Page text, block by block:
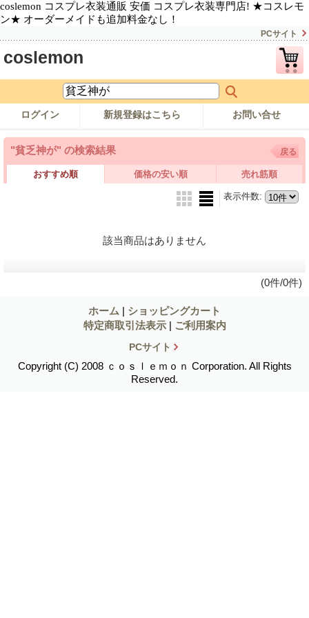
coslemon コスプレ衣装通販 安価 コスプレ衣装専門店! ★コスレモ
ン★ オーダーメイドも追加料金なし！
PCサイト
coslemon
ログイン 新規登録はこちら お問い合せ
"貧乏神が" の検索結果 戻る
おすすめ順 価格の安い順 売れ筋順
表示件数:
該当商品はありません
(0件/0件)
ホーム | ショッピングカート
特定商取引法表示 | ご利用案内
PCサイト
Copyright (C) 2008 ｃｏｓｌｅｍｏｎ Corporation. All Rights
Reserved.